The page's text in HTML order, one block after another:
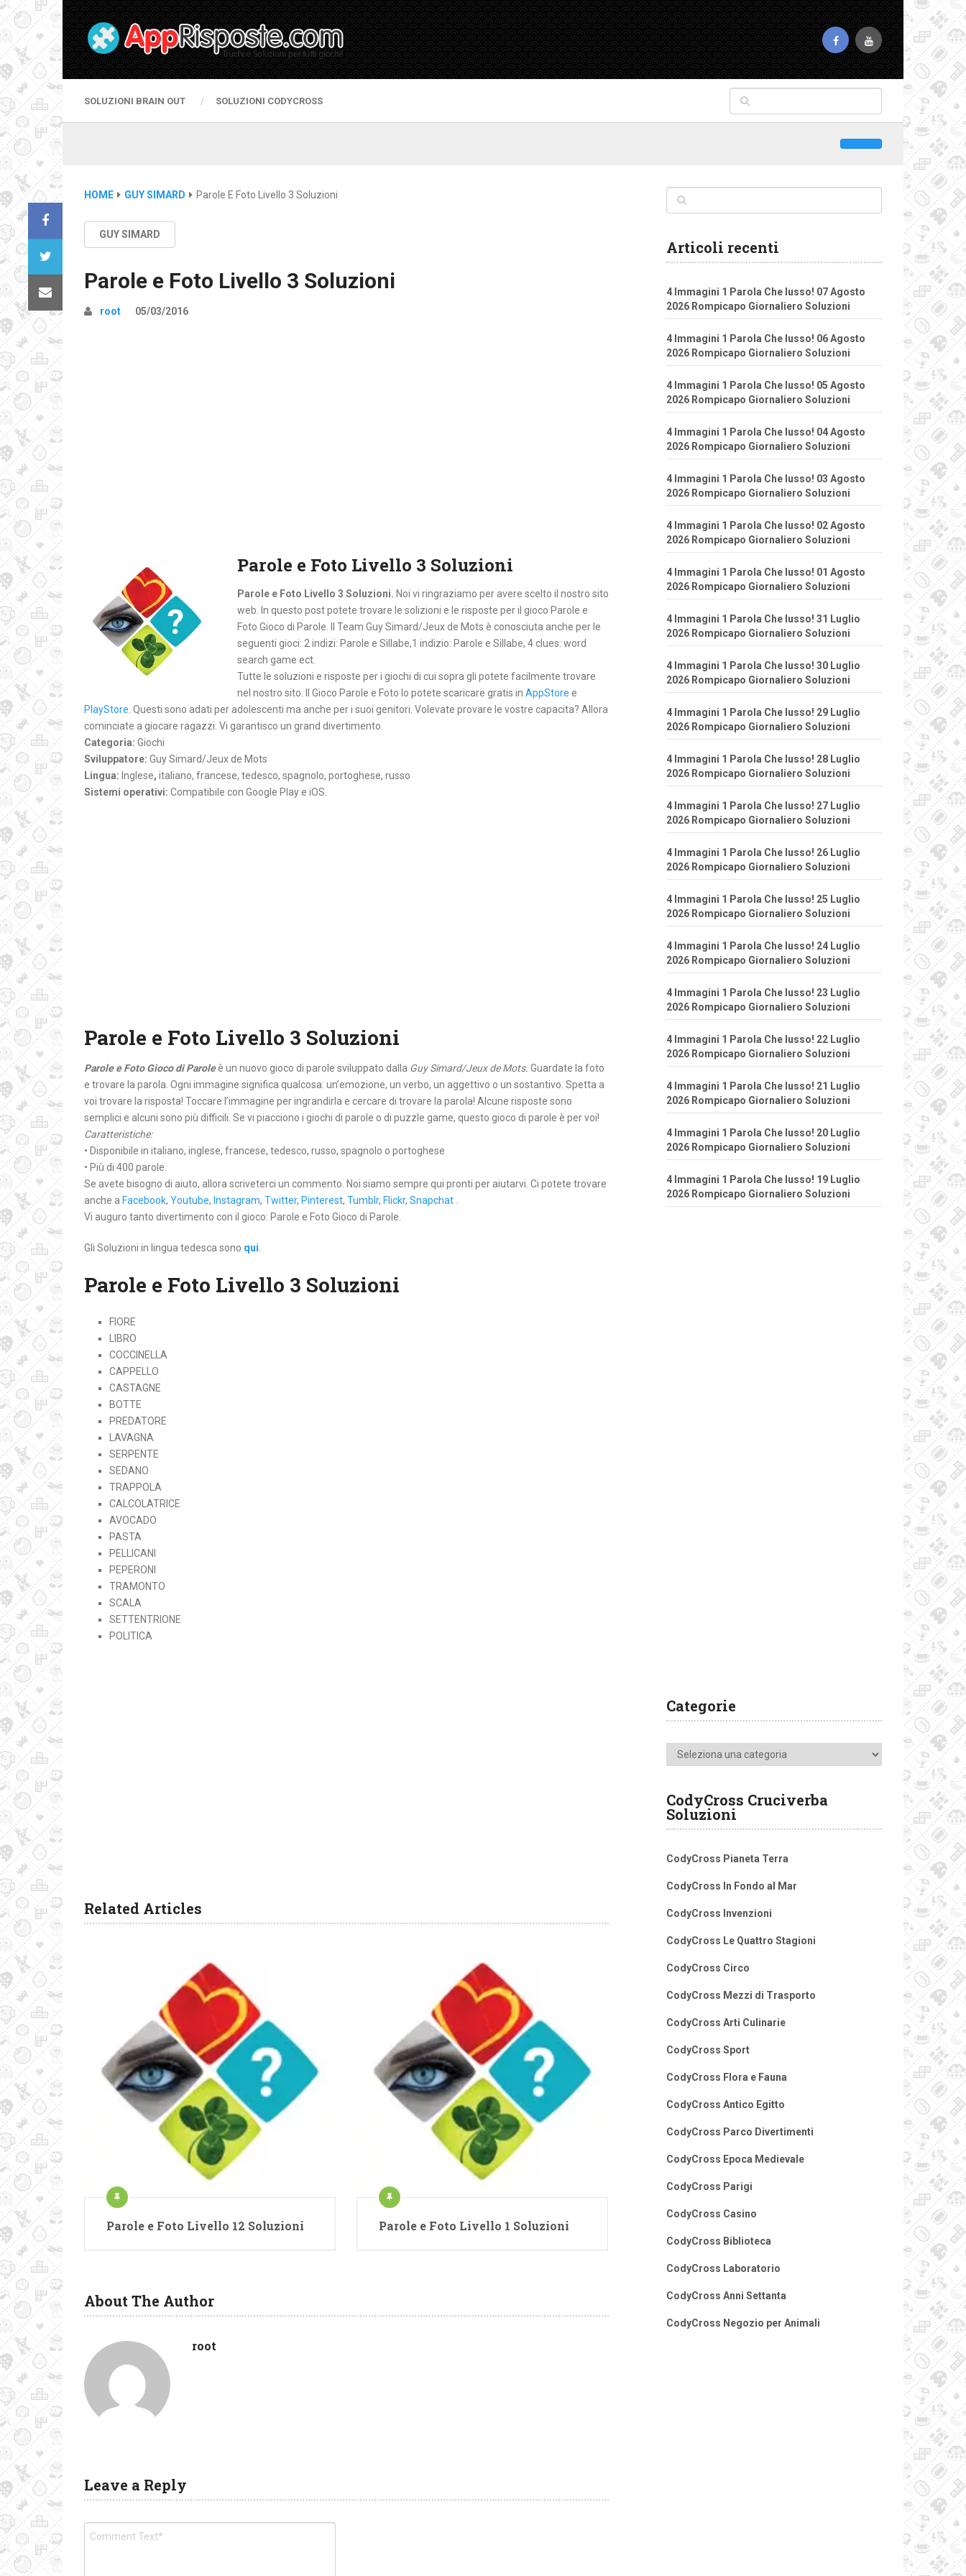
SOLUZIONI BRAIN OUT SOLUZIONI CODYCROSS
HOME GUY SIMARD Parole E Foto Livello 3 Soluzioni
GUY SIMARD
Parole e Foto Livello 3 Soluzioni
root 05/03/2016
Parole e Foto Livello 3 Soluzioni
Parole e Foto Livello 3 Soluzioni. Noi vi ringraziamo per avere scelto il nostro sito
web. In questo post potete trovare le solizioni e le risposte per il gioco Parole e
Foto Gioco di Parole. Il Team Guy Simard/Jeux de Mots è conosciuta anche per le
seguenti gioci: 2 indizi: Parole e Sillabe,1 indizio: Parole e Sillabe, 4 clues: word
search game ect.
Tutte le soluzioni e risposte per i giochi di cui sopra gli potete facilmente trovare
nel nostro sito. Il Gioco Parole e Foto lo potete scaricare gratis in AppStore e
PlayStore . Questi sono adati per adolescenti ma anche per i suoi genitori. Volevate provare le vostre capacita? Allora
cominciate a giocare ragazzi. Vi garantisco un grand divertimento.
Categoria: Giochi
Sviluppatore: Guy Simard/Jeux de Mots
Lingua: Inglese, italiano, francese, tedesco, spagnolo, portoghese, russo
Sistemi operativi: Compatibile con Google Play e iOS.
Parole e Foto Livello 3 Soluzioni
Parole e Foto Gioco di Paroleè un nuovo gioco di parole sviluppato dalla Guy Simard/Jeux de Mots. Guardate la foto
e trovare la parola. Ogni immagine significa qualcosa: un’emozione, un verbo, un aggettivo o un sostantivo. Spetta a
voi trovare la risposta! Toccare l’immagine per ingrandirla e cercare di trovare la parola! Alcune risposte sono
semplici e alcuni sono più difficili. Se vi piacciono i giochi di parole o di puzzle game, questo gioco di parole è per voi!
Caratteristiche:
• Disponibile in italiano, inglese, francese, tedesco, russo, spagnolo o portoghese
• Più di 400 parole.
Se avete bisogno di aiuto, allora scriveterci un commento. Noi siamo sempre qui pronti per aiutarvi. Ci potete trovare
anche a Facebook, Youtube, Instagram, Twitter, Pinterest, Tumblr, Flickr, Snapchat
Vi auguro tanto divertimento con il gioco: Parole e Foto Gioco di Parole.
Gli Soluzioni in lingua tedesca sono qui
Parole e Foto Livello 3 Soluzioni
FIORE
LIBRO
COCCINELLA
CAPPELLO
CASTAGNE
BOTTE
PREDATORE
LAVAGNA
SERPENTE
SEDANO
TRAPPOLA
CALCOLATRICE
AVOCADO
PASTA
PELLICANI
PEPERONI
TRAMONTO
SCALA
SETTENTRIONE
POLITICA
Related Articles
Parole e Foto Livello 12 Soluzioni Parole e Foto Livello 1 Soluzioni
About The Author
root
Leave a Reply
Articoli recenti
4 Immagini 1 Parola Che lusso! 07 Agosto
2026 Rompicapo Giornaliero Soluzioni
4 Immagini 1 Parola Che lusso! 06 Agosto
2026 Rompicapo Giornaliero Soluzioni
4 Immagini 1 Parola Che lusso! 05 Agosto
2026 Rompicapo Giornaliero Soluzioni
4 Immagini 1 Parola Che lusso! 04 Agosto
2026 Rompicapo Giornaliero Soluzioni
4 Immagini 1 Parola Che lusso! 03 Agosto
2026 Rompicapo Giornaliero Soluzioni
4 Immagini 1 Parola Che lusso! 02 Agosto
2026 Rompicapo Giornaliero Soluzioni
4 Immagini 1 Parola Che lusso! 01 Agosto
2026 Rompicapo Giornaliero Soluzioni
4 Immagini 1 Parola Che lusso! 31 Luglio
2026 Rompicapo Giornaliero Soluzioni
4 Immagini 1 Parola Che lusso! 30 Luglio
2026 Rompicapo Giornaliero Soluzioni
4 Immagini 1 Parola Che lusso! 29 Luglio
2026 Rompicapo Giornaliero Soluzioni
4 Immagini 1 Parola Che lusso! 28 Luglio
2026 Rompicapo Giornaliero Soluzioni
4 Immagini 1 Parola Che lusso! 27 Luglio
2026 Rompicapo Giornaliero Soluzioni
4 Immagini 1 Parola Che lusso! 26 Luglio
2026 Rompicapo Giornaliero Soluzioni
4 Immagini 1 Parola Che lusso! 25 Luglio
2026 Rompicapo Giornaliero Soluzioni
4 Immagini 1 Parola Che lusso! 24 Luglio
2026 Rompicapo Giornaliero Soluzioni
4 Immagini 1 Parola Che lusso! 23 Luglio
2026 Rompicapo Giornaliero Soluzioni
4 Immagini 1 Parola Che lusso! 22 Luglio
2026 Rompicapo Giornaliero Soluzioni
4 Immagini 1 Parola Che lusso! 21 Luglio
2026 Rompicapo Giornaliero Soluzioni
4 Immagini 1 Parola Che lusso! 20 Luglio
2026 Rompicapo Giornaliero Soluzioni
4 Immagini 1 Parola Che lusso! 19 Luglio
2026 Rompicapo Giornaliero Soluzioni
Categorie
Categorie
CodyCross Cruciverba
Soluzioni
CodyCross Pianeta Terra
CodyCross In Fondo al Mar
CodyCross Invenzioni
CodyCross Le Quattro Stagioni
CodyCross Circo
CodyCross Mezzi di Trasporto
CodyCross Arti Culinarie
CodyCross Sport
CodyCross Flora e Fauna
CodyCross Antico Egitto
CodyCross Parco Divertimenti
CodyCross Epoca Medievale
CodyCross Parigi
CodyCross Casino
CodyCross Biblioteca
CodyCross Laboratorio
CodyCross Anni Settanta
CodyCross Negozio per Animali